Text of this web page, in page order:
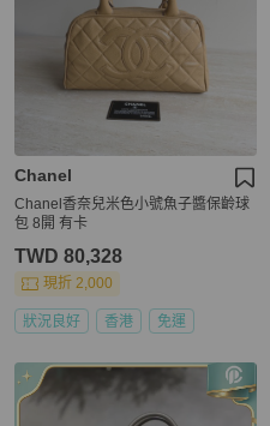
Chanel
Chanel香奈兒米色小號魚子醬保齡球
包 8開 有卡
TWD 80,328
現折 2,000
狀況良好 香港 免運